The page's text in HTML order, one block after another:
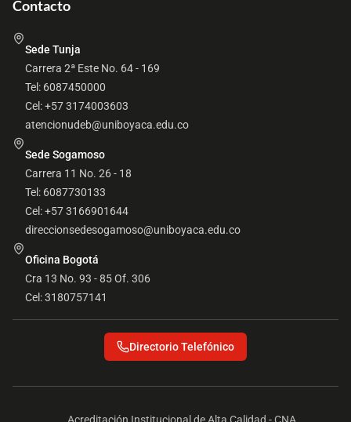
Contacto
Sede Tunja
Carrera 2ª Este No. 64 - 169
Tel: 6087450000
Cel: +57 3174003603
atencionudeb@uniboyaca.edu.co
Sede Sogamoso
Carrera 11 No. 26 - 18
Tel: 6087730133
Cel: +57 3166901644
direccionsedesogamoso@uniboyaca.edu.co
Oficina Bogotá
Cra 13 No. 93 - 85 Of. 306
Cel: 3180757141
Directorio Telefónico
Acreditación Institucional de Alta Calidad - CNA